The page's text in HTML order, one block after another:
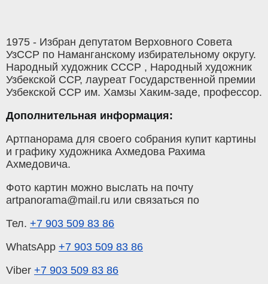
1975 - Избран депутатом Верховного Совета
УзССР по Наманганскому избирательному округу.
Народный художник СССР , Народный художник
Узбекской ССР, лауреат Государственной премии
Узбекской ССР им. Хамзы Хаким-заде, профессор.
Дополнительная информация:
Артпанорама для своего собрания купит картины
и графику художника Ахмедова Рахима
Ахмедовича.
Фото картин можно выслать на почту
artpanorama@mail.ru или связаться по
Тел. +7 903 509 83 86
WhatsApp +7 903 509 83 86
Viber +7 903 509 83 86